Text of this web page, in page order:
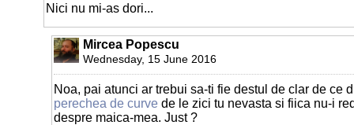
Nici nu mi-as dori...
Mircea Popescu
Wednesday, 15 June 2016
Noa, pai atunci ar trebui sa-ti fie destul de clar de ce
perechea de curve de le zici tu nevasta si fiica nu-i
despre maica-mea. Just ?